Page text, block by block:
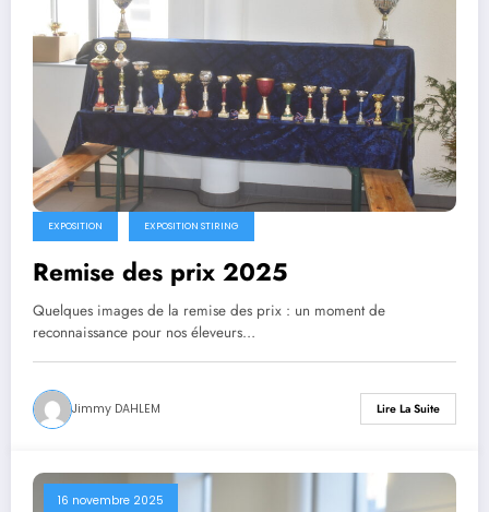
EXPOSITION EXPOSITION STIRING
Remise des prix 2025
Quelques images de la remise des prix : un moment de
reconnaissance pour nos éleveurs…
Jimmy DAHLEM Lire La Suite
16 novembre 2025